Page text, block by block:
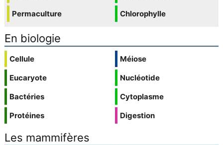
Permaculture
Chlorophylle
En biologie
Cellule
Eucaryote
Bactéries
Protéines
Méiose
Nucléotide
Cytoplasme
Digestion
Les mammifères